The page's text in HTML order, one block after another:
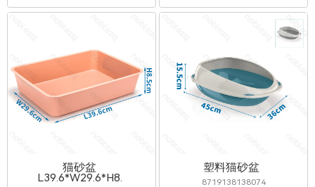
猫砂盆
L39.6*W29.6*H8.5cm
塑料猫砂盆
8719138138074